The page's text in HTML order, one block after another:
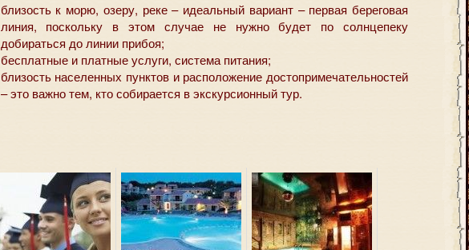
близость к морю, озеру, реке – идеальный вариант – первая береговая
линия, поскольку в этом случае не нужно будет по солнцепеку
добираться до линии прибоя;
бесплатные и платные услуги, система питания;
близость населенных пунктов и расположение достопримечательностей
– это важно тем, кто собирается в экскурсионный тур.